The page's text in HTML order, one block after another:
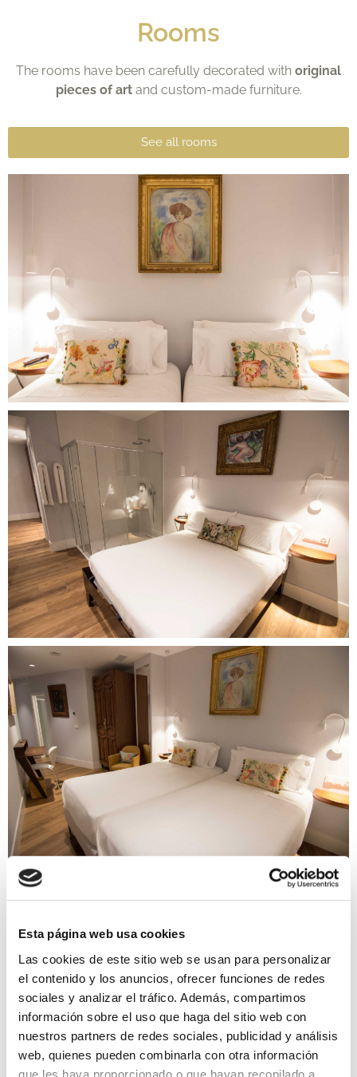
Esta página web usa cookies
Las cookies de este sitio web se usan para personalizar
el contenido y los anuncios, ofrecer funciones de redes
sociales y analizar el tráfico. Además, compartimos
información sobre el uso que haga del sitio web con
nuestros partners de redes sociales, publicidad y análisis
web, quienes pueden combinarla con otra información
que les haya proporcionado o que hayan recopilado a
Rooms
The rooms have been carefully decorated with original
pieces of artand custom-made furniture.
See all rooms